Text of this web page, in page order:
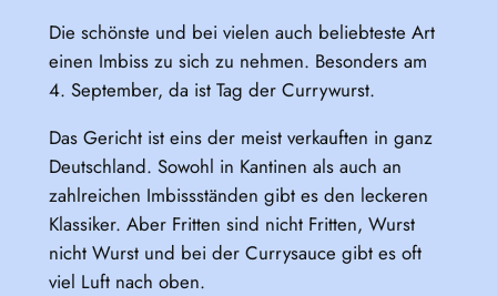
Die schönste und bei vielen auch beliebteste Art
einen Imbiss zu sich zu nehmen. Besonders am
4. September, da ist Tag der Currywurst.
Das Gericht ist eins der meist verkauften in ganz
Deutschland. Sowohl in Kantinen als auch an
zahlreichen Imbissständen gibt es den leckeren
Klassiker. Aber Fritten sind nicht Fritten, Wurst
nicht Wurst und bei der Currysauce gibt es oft
viel Luft nach oben.